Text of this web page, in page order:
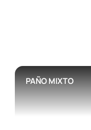
PAÑO MIXTO